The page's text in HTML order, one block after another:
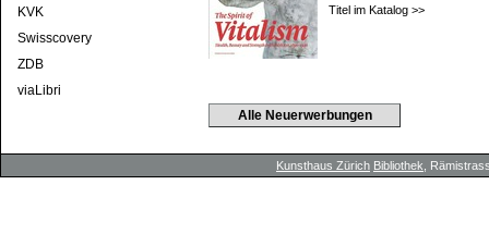
KVK
Swisscovery
ZDB
viaLibri
Titel im Katalog >>
Alle Neuerwerbungen
Kunsthaus Zürich Bibliothek ,